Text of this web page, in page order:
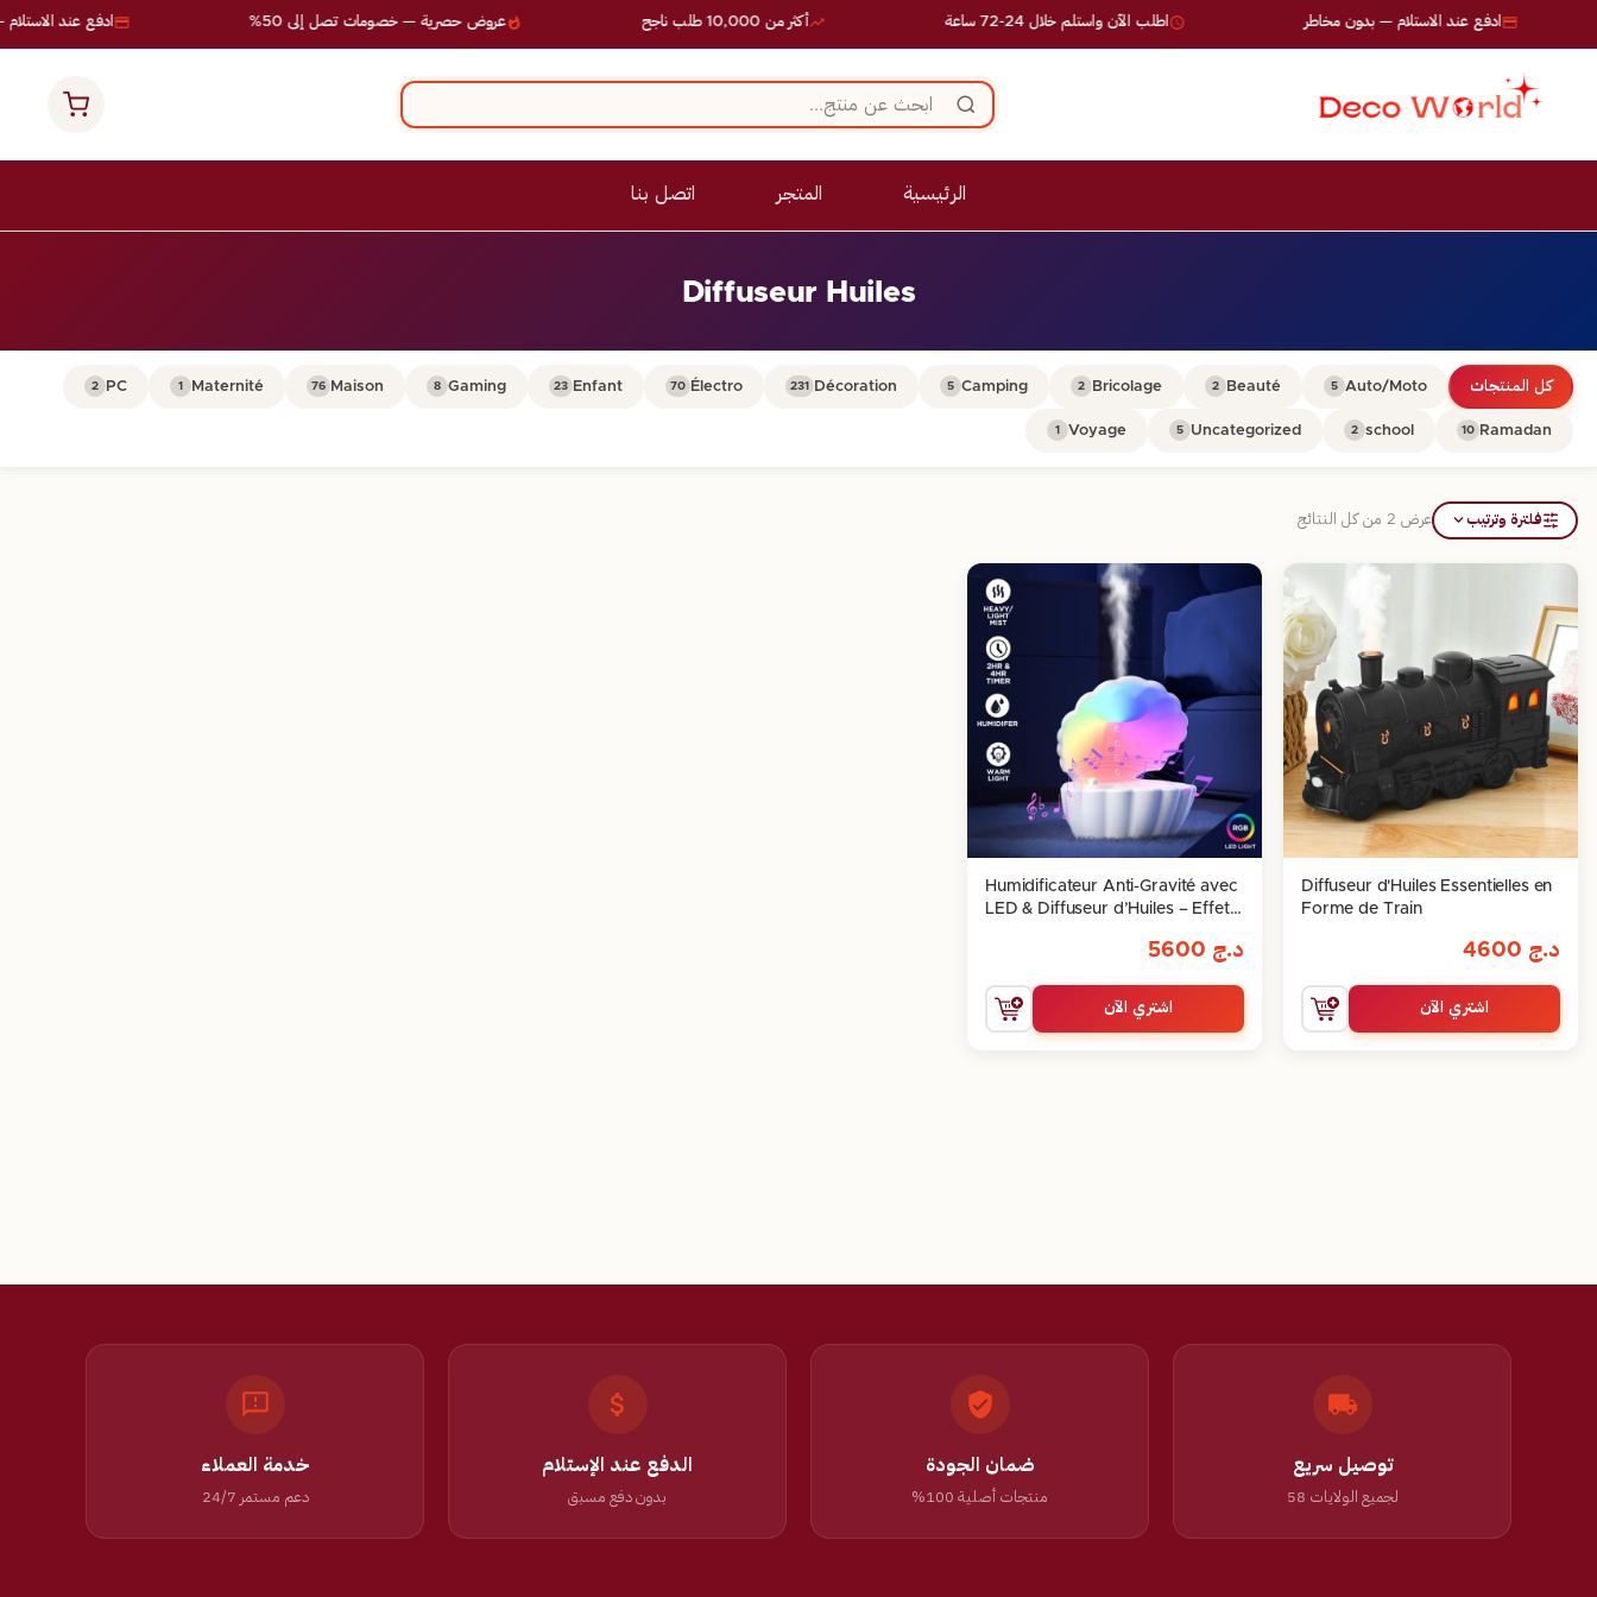
ادفع عند الاستلام عروض حصرية — خصومات تصل إلى 50% أكثر من 10,000 طلب ناجح اطلب الآن واستلم خلال 24-72 ساعة ادفع عند الاستلام — بدون مخاطر
الرئيسية المتجر اتصل بنا
Diffuseur Huiles
كل المنتجات Auto/Moto
5
Beauté
2
Bricolage
2
Camping
5
Décoration
231
Électro
70
Enfant
23
Gaming
8
Maison
76
Maternité
1
PC
2
Ramadan
10
school
2
Uncategorized
5
Voyage
1
فلترة وترتيب عرض ⁦2⁩ من كل النتائج
Diffuseur d'Huiles Essentielles en
Forme de Train
د.ج
اشتري الآن
Humidificateur Anti-Gravité avec
LED & Diffuseur d’Huiles – Effet
د.ج
اشتري الآن
توصيل سريع
لجميع الولايات 58
ضمان الجودة
منتجات أصلية 100%
الدفع عند الإستلام
بدون دفع مسبق
خدمة العملاء
دعم مستمر 24/7